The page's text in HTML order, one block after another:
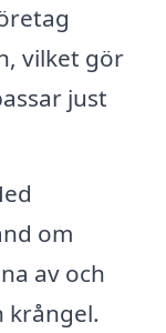
vilket gör
just
om
av och
krångel.